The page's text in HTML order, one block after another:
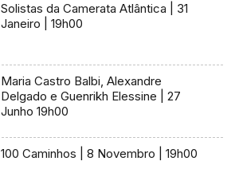
Solistas da Camerata Atlântica | 31
Janeiro | 19h00
Maria Castro Balbi, Alexandre
Delgado e Guenrikh Elessine | 27
Junho 19h00
100 Caminhos | 8 Novembro | 19h00